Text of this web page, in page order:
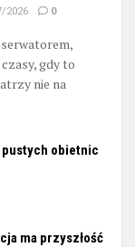
2026 0
gdy to
nie na
pustych obietnic
ma przyszłość